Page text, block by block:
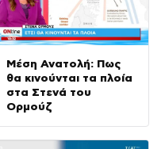
Μέση Ανατολή: Πως
θα κινούνται τα πλοία
στα Στενά του
Ορμούζ